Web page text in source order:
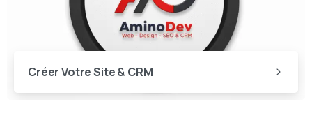
Créer Votre Site & CRM